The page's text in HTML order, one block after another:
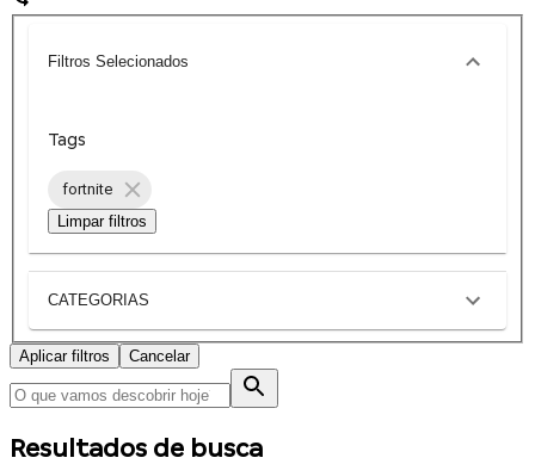
Filtros Selecionados
Tags
fortnite
Limpar filtros
CATEGORIAS
Aplicar filtros Cancelar
Resultados de busca